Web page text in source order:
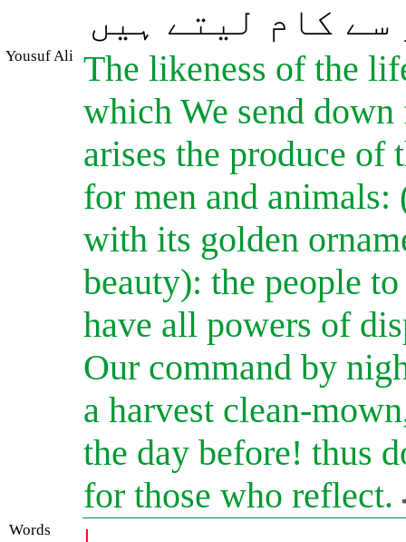
کام لیتے ہیں
Yousuf Ali The likeness of the
which We send
arises the produce of
for men and
with its golden
beauty): the people
have all powers of
Our command by
a harvest clean-
the day before! thus
for those who reflect.
Words